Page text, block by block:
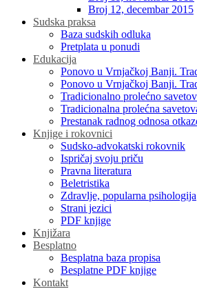
Broj 12, decembar 2015
Sudska praksa
Baza sudskih odluka
Pretplata u ponudi
Edukacija
Ponovo u Vrnjačkoj Banji.
Ponovo u Vrnjačkoj Banji.
Tradicionalno prolećno
Tradicionalna prolećna
Prestanak radnog odnosa
Knjige i rokovnici
Sudsko-advokatski rokovnik
Ispričaj svoju priču
Pravna literatura
Beletristika
Zdravlje, popularna psihologija
Strani jezici
PDF knjige
Knjižara
Besplatno
Besplatna baza propisa
Besplatne PDF knjige
Kontakt